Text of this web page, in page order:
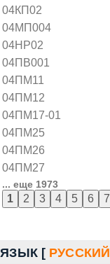
04КП02
04МП004
04НР02
04ПВ001
04ПМ11
04ПМ12
04ПМ17-01
04ПМ25
04ПМ26
04ПМ27
... еще 1973
ЯЗЫК [ РУССКИЙ